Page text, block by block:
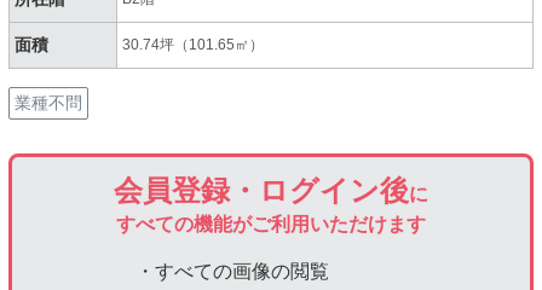
面積 30.74坪（101.65㎡）
業種不問
会員登録・ログイン後に
すべての機能がご利用いただけます
・すべての画像の閲覧